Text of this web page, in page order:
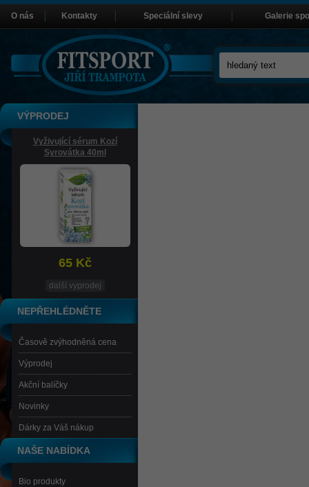
VÝPRODEJ
Vyživující sérum Kozí
Syrovátka 40ml
65 Kč
další vyprodej
NEPŘEHLÉDNĚTE
Časově zvýhodněná cena
Výprodej
Akční balíčky
Novinky
Dárky za Váš nákup
NAŠE NABÍDKA
Bio produkty
O nás Kontakty Speciální slevy Galerie